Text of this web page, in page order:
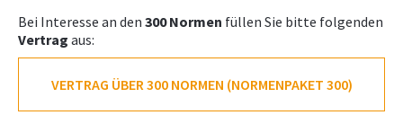
Bei Interesse an den 300 Normen füllen Sie bitte folgenden
Vertrag aus:
VERTRAG ÜBER 300 NORMEN (NORMENPAKET 300)